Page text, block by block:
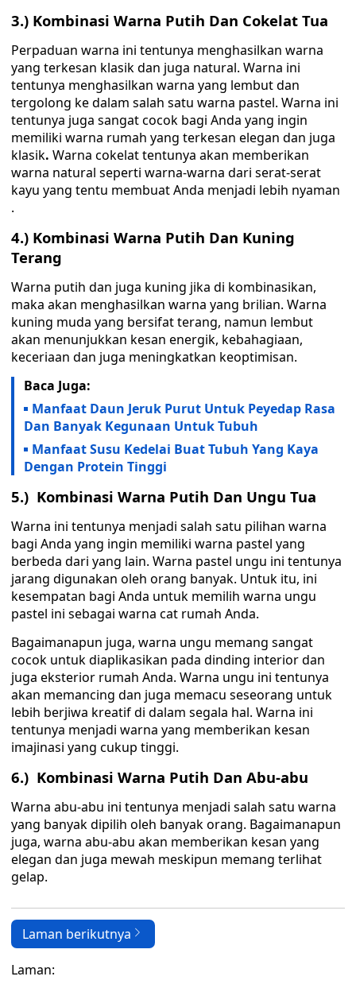
3.) Kombinasi Warna Putih Dan Cokelat Tua
Perpaduan warna ini tentunya menghasilkan warna
yang terkesan klasik dan juga natural. Warna ini
tentunya menghasilkan warna yang lembut dan
tergolong ke dalam salah satu warna pastel. Warna ini
tentunya juga sangat cocok bagi Anda yang ingin
memiliki warna rumah yang terkesan elegan dan juga
klasik. Warna cokelat tentunya akan memberikan
warna natural seperti warna-warna dari serat-serat
kayu yang tentu membuat Anda menjadi lebih nyaman
.
4.) Kombinasi Warna Putih Dan Kuning
Terang
Warna putih dan juga kuning jika di kombinasikan,
maka akan menghasilkan warna yang brilian. Warna
kuning muda yang bersifat terang, namun lembut
akan menunjukkan kesan energik, kebahagiaan,
keceriaan dan juga meningkatkan keoptimisan.
Baca Juga:
Manfaat Daun Jeruk Purut Untuk Peyedap Rasa
Dan Banyak Kegunaan Untuk Tubuh
Manfaat Susu Kedelai Buat Tubuh Yang Kaya
Dengan Protein Tinggi
5.) Kombinasi Warna Putih Dan Ungu Tua
Warna ini tentunya menjadi salah satu pilihan warna
bagi Anda yang ingin memiliki warna pastel yang
berbeda dari yang lain. Warna pastel ungu ini tentunya
jarang digunakan oleh orang banyak. Untuk itu, ini
kesempatan bagi Anda untuk memilih warna ungu
pastel ini sebagai warna cat rumah Anda.
Bagaimanapun juga, warna ungu memang sangat
cocok untuk diaplikasikan pada dinding interior dan
juga eksterior rumah Anda. Warna ungu ini tentunya
akan memancing dan juga memacu seseorang untuk
lebih berjiwa kreatif di dalam segala hal. Warna ini
tentunya menjadi warna yang memberikan kesan
imajinasi yang cukup tinggi.
6.) Kombinasi Warna Putih Dan Abu-abu
Warna abu-abu ini tentunya menjadi salah satu warna
yang banyak dipilih oleh banyak orang. Bagaimanapun
juga, warna abu-abu akan memberikan kesan yang
elegan dan juga mewah meskipun memang terlihat
gelap.
Laman berikutnya
Laman: